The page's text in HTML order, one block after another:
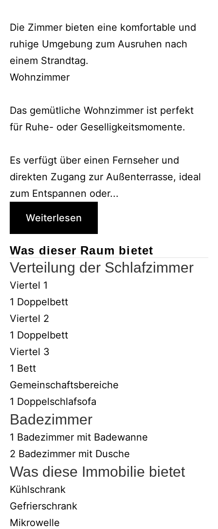
Die Zimmer bieten eine komfortable und
ruhige Umgebung zum Ausruhen nach
einem Strandtag.
Wohnzimmer
Das gemütliche Wohnzimmer ist perfekt
für Ruhe- oder Geselligkeitsmomente.
Es verfügt über einen Fernseher und
direkten Zugang zur Außenterrasse, ideal
zum Entspannen oder...
Weiterlesen
Was dieser Raum bietet
Verteilung der Schlafzimmer
Viertel 1
1 Doppelbett
Viertel 2
1 Doppelbett
Viertel 3
1 Bett
Gemeinschaftsbereiche
1 Doppelschlafsofa
Badezimmer
1 Badezimmer mit Badewanne
2 Badezimmer mit Dusche
Was diese Immobilie bietet
Kühlschrank
Gefrierschrank
Mikrowelle